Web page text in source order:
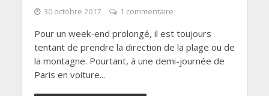
30 octobre 2017 1 commentaire
Pour un week-end prolongé, il est toujours
tentant de prendre la direction de la plage ou de
la montagne. Pourtant, à une demi-journée de
Paris en voiture...